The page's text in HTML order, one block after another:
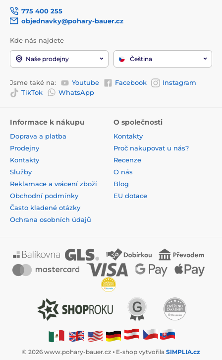
775 400 255
objednavky@pohary-bauer.cz
Kde nás najdete
Naše prodejny Čeština
Jsme také na: Youtube Facebook
Instagram
TikTok
WhatsApp
Informace k nákupu
Doprava a platba
Prodejny
Kontakty
Služby
Reklamace a vrácení zboží
Obchodní podmínky
Často kladené otázky
Ochrana osobních údajů
O společnosti
Kontakty
Proč nakupovat u nás?
Recenze
O nás
Blog
EU dotace
© 2026 www.pohary-bauer.cz ⦁ E-shop vytvořila SIMPLIA.cz